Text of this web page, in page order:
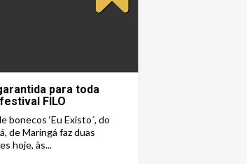
para toda
FILO
bonecos ‘Eu Existo´, do
de Maringá faz duas
hoje, às...